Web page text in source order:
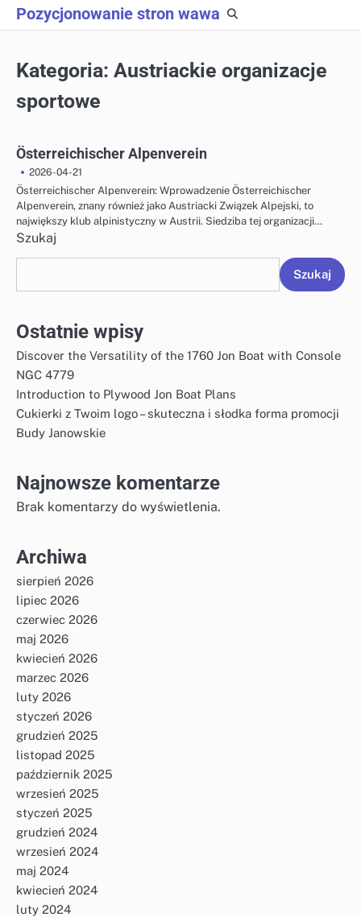
Skip
to
Pozycjonowanie stron wawa
Kategoria: Austriackie organizacje
sportowe
Österreichischer Alpenverein
2026-04-21
Österreichischer Alpenverein: Wprowadzenie Österreichischer
Alpenverein, znany również jako Austriacki Związek Alpejski, to
największy klub alpinistyczny w Austrii. Siedziba tej organizacji…
Szukaj
Szukaj
Ostatnie wpisy
Discover the Versatility of the 1760 Jon Boat with Console
NGC 4779
Introduction to Plywood Jon Boat Plans
Cukierki z Twoim logo – skuteczna i słodka forma promocji
Budy Janowskie
Najnowsze komentarze
Brak komentarzy do wyświetlenia.
Archiwa
sierpień 2026
lipiec 2026
czerwiec 2026
maj 2026
kwiecień 2026
marzec 2026
luty 2026
styczeń 2026
grudzień 2025
listopad 2025
październik 2025
wrzesień 2025
styczeń 2025
grudzień 2024
wrzesień 2024
maj 2024
kwiecień 2024
luty 2024